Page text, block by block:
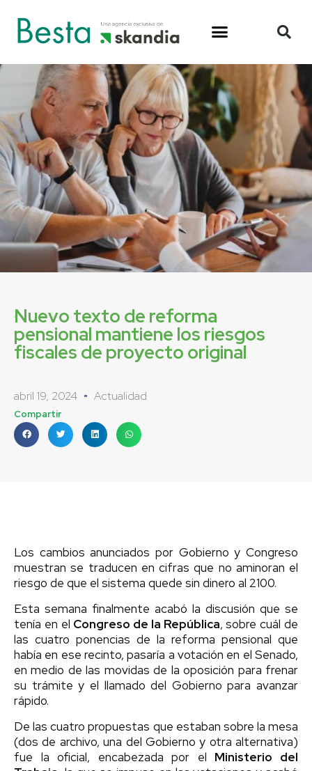
Nuevo texto de reforma
pensional mantiene los riesgos
fiscales de proyecto original
abril 19, 2024 Actualidad
Compartir
Los cambios anunciados por Gobierno y Congreso
muestran se traducen en cifras que no aminoran el
riesgo de que el sistema quede sin dinero al 2100.
Esta semana finalmente acabó la discusión que se
tenía en el Congreso de la República, sobre cuál de
las cuatro ponencias de la reforma pensional que
había en ese recinto, pasaría a votación en el Senado,
en medio de las movidas de la oposición para frenar
su trámite y el llamado del Gobierno para avanzar
rápido.
De las cuatro propuestas que estaban sobre la mesa
(dos de archivo, una del Gobierno y otra alternativa)
fue la oficial, encabezada por el Ministerio del